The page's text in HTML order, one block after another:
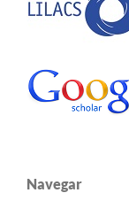
Navegar